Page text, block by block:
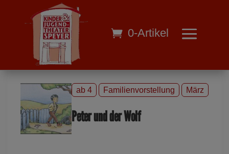
0-Artikel
ab 4 Familienvorstellung März
Peter und der Wolf